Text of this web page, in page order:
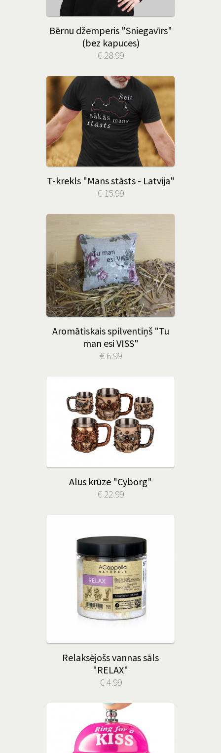
Bērnu džemperis "Sniegavīrs"
(bez kapuces)
€ 28.99
T-krekls "Mans stāsts - Latvija"
€ 15.99
Aromātiskais spilventiņš "Tu
man esi VISS"
€ 6.99
Alus krūze "Cyborg"
€ 22.99
Relaksējošs vannas sāls
"RELAX"
€ 4.99